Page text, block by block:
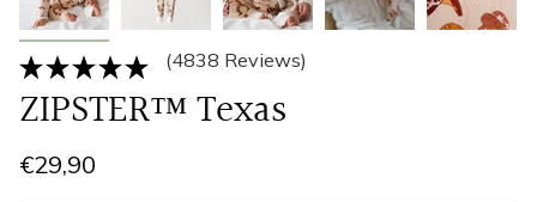
(4838 Reviews)
ZIPSTER™ Texas
€29,90